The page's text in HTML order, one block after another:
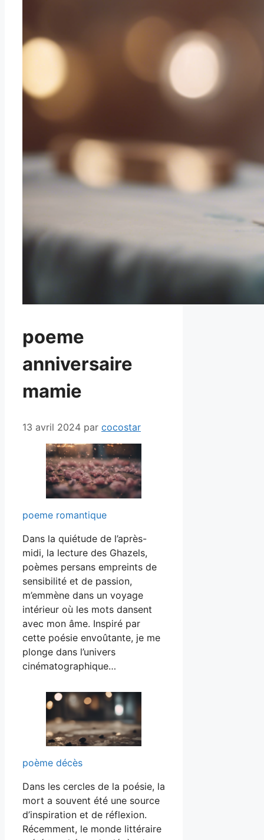
poeme
anniversaire
mamie
13 avril 2024 par cocostar
poeme romantique
Dans la quiétude de l’après-
midi, la lecture des Ghazels,
poèmes persans empreints de
sensibilité et de passion,
m’emmène dans un voyage
intérieur où les mots dansent
avec mon âme. Inspiré par
cette poésie envoûtante, je me
plonge dans l’univers
cinématographique…
poème décès
Dans les cercles de la poésie, la
mort a souvent été une source
d’inspiration et de réflexion.
Récemment, le monde littéraire